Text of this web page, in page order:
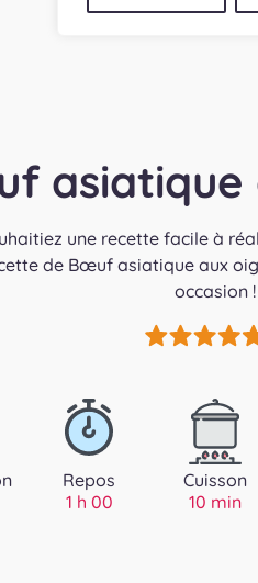
asiatique
une recette facile à
de Bœuf asiatique aux
occasion !
Repos
1 h 00
Cuisson
10 min